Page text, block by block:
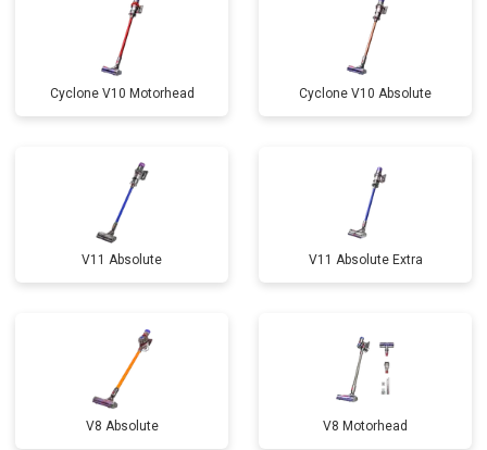
Cyclone V10 Motorhead Cyclone V10 Absolute
V11 Absolute V11 Absolute Extra
V8 Absolute V8 Motorhead